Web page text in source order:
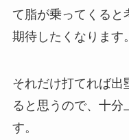
て脂が乗ってくると
期待したくなります。
それだけ打てれば出
ると思うので、十分
す。